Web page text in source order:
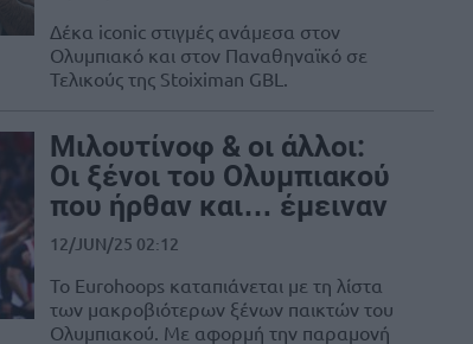
Δέκα iconic στιγμές ανάμεσα στον
Ολυμπιακό και στον Παναθηναϊκό σε
Τελικούς της Stoiximan GBL.
Μιλουτίνοφ & οι άλλοι:
Οι ξένοι του Ολυμπιακού
που ήρθαν και… έμειναν
12/JUN/25 02:12
To Eurohoops καταπιάνεται με τη λίστα
των μακροβιότερων ξένων παικτών του
Ολυμπιακού. Με αφορμή την παραμονή